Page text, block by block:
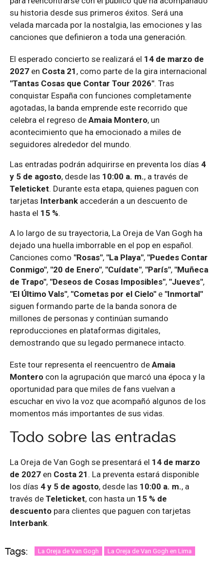
su historia desde sus primeros éxitos. Será una
velada marcada por la nostalgia, las emociones y las
canciones que definieron a toda una generación.
El esperado concierto se realizará el 14 de marzo de
2027 en Costa 21 , como parte de la gira internacional
"Tantas Cosas que Contar Tour 2026". Tras
conquistar España con funciones completamente
agotadas, la banda emprende este recorrido que
celebra el regreso de Amaia Montero, un
acontecimiento que ha emocionado a miles de
seguidores alrededor del mundo.
Las entradas podrán adquirirse en preventa los días 4
y 5 de agosto, desde las 10:00 a. m., a través de
Teleticket. Durante esta etapa, quienes paguen con
tarjetas Interbank accederán a un descuento de
hasta el 15 %.
A lo largo de su trayectoria, La Oreja de Van Gogh ha
dejado una huella imborrable en el pop en español.
Canciones como "Rosas", "La Playa", "Puedes Contar
Conmigo", "20 de Enero", "Cuídate", "París", "Muñeca
de Trapo", "Deseos de Cosas Imposibles", "Jueves",
"El Último Vals", "Cometas por el Cielo" e "Inmortal"
siguen formando parte de la banda sonora de
millones de personas y continúan sumando
reproducciones en plataformas digitales,
demostrando que su legado permanece intacto.
Este tour representa el reencuentro de Amaia
Montero con la agrupación que marcó una época y la
oportunidad para que miles de fans vuelvan a
escuchar en vivo la voz que acompañó algunos de los
momentos más importantes de sus vidas.
Todo sobre las entradas
La Oreja de Van Gogh se presentará el 14 de marzo
de 2027 en Costa 21 . La preventa estará disponible
los días 4 y 5 de agosto, desde las 10:00 a. m., a
través de Teleticket, con hasta un 15 % de
descuento para clientes que paguen con tarjetas
Interbank.
Tags: La Oreja de Van Gogh La Oreja de Van Gogh en Lima